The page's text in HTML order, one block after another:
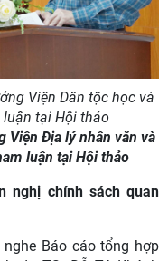
Viện Dân tộc học và
luận tại Hội thảo
Viện Địa lý nhân văn và
luận tại Hội thảo
nghị chính sách quan
Báo cáo tổng hợp